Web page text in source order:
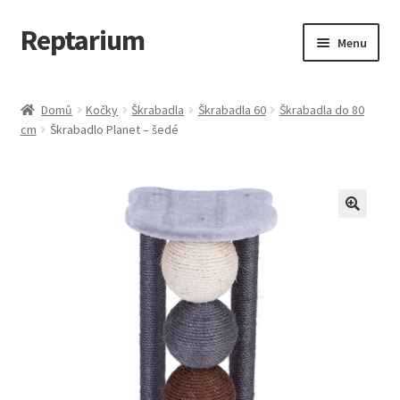
Přeskočit
na
Přejít
k
webu
Reptarium Menu
Košík
Domů Kočky Škrabadla Škrabadla 60
Škrabadla do 80
cm
Škrabadlo Planet – šedé